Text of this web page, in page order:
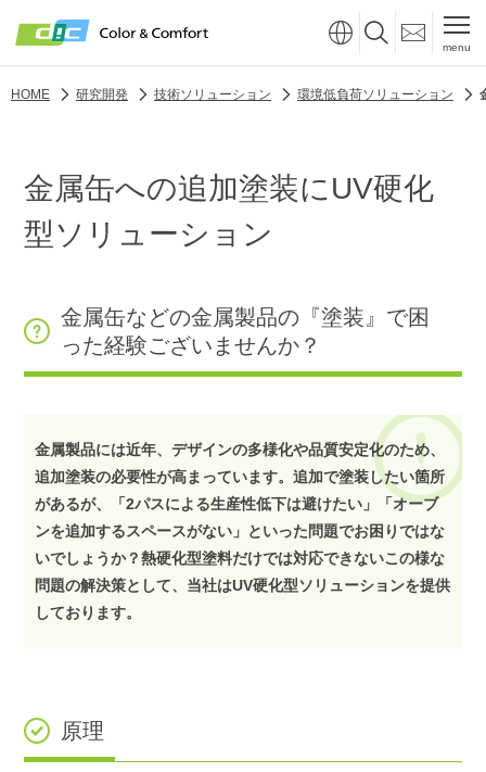
menu
HOME 研究開発 技術ソリューション 環境低負荷ソリューション
⾦属⽸への追加塗装にUV硬化
型ソリューション
⾦属⽸などの⾦属製品の『塗装』で困
った経験ございませんか？
⾦属製品には近年、デザインの多様化や品質安定化のため、
追加塗装の必要性が⾼まっています。追加で塗装したい箇所
があるが、「2パスによる⽣産性低下は避けたい」「オーブ
ンを追加するスペースがない」といった問題でお困りではな
いでしょうか？熱硬化型塗料だけでは対応できないこの様な
問題の解決策として、当社はUV硬化型ソリューションを提供
しております。
原理